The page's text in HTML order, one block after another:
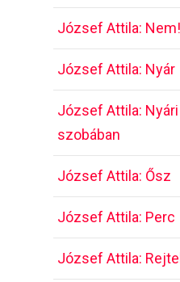
József Attila:
József Attila: Nyár
József Attila:
szobában
József Attila: Ősz
József Attila: Perc
József Attila: